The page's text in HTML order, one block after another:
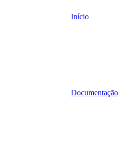
Início
Documentação